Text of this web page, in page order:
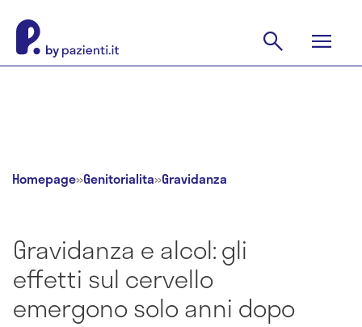
Homepage»Genitorialita»Gravidanza
Gravidanza e alcol: gli
effetti sul cervello
emergono solo anni dopo